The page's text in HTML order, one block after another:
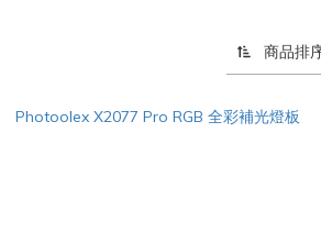
商品排